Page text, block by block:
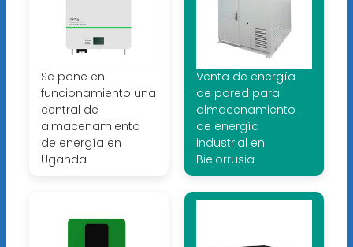
Se pone en
funcionamiento una
central de
almacenamiento
de energía en
Uganda
Venta de energía
de pared para
almacenamiento
de energía
industrial en
Bielorrusia